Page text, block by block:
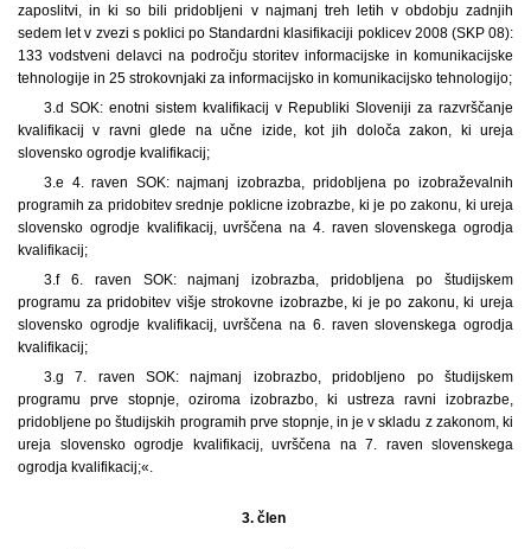
zaposlitvi, in ki so bili pridobljeni v najmanj treh letih v obdobju zadnjih
sedem let v zvezi s poklici po Standardni klasifikaciji poklicev 2008 (SKP 08):
133 vodstveni delavci na področju storitev informacijske in komunikacijske
tehnologije in 25 strokovnjaki za informacijsko in komunikacijsko tehnologijo;
3.d SOK: enotni sistem kvalifikacij v Republiki Sloveniji za razvrščanje
kvalifikacij v ravni glede na učne izide, kot jih določa zakon, ki ureja
slovensko ogrodje kvalifikacij;
3.e 4. raven SOK: najmanj izobrazba, pridobljena po izobraževalnih
programih za pridobitev srednje poklicne izobrazbe, ki je po zakonu, ki ureja
slovensko ogrodje kvalifikacij, uvrščena na 4. raven slovenskega ogrodja
kvalifikacij;
3.f 6. raven SOK: najmanj izobrazba, pridobljena po študijskem
programu za pridobitev višje strokovne izobrazbe, ki je po zakonu, ki ureja
slovensko ogrodje kvalifikacij, uvrščena na 6. raven slovenskega ogrodja
kvalifikacij;
3.g 7. raven SOK: najmanj izobrazbo, pridobljeno po študijskem
programu prve stopnje, oziroma izobrazbo, ki ustreza ravni izobrazbe,
pridobljene po študijskih programih prve stopnje, in je v skladu z zakonom, ki
ureja slovensko ogrodje kvalifikacij, uvrščena na 7. raven slovenskega
ogrodja kvalifikacij;«.
3. člen